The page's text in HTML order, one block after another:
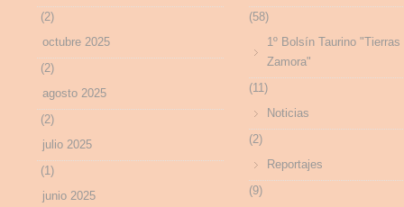
(2)
octubre 2025
(2)
agosto 2025
(2)
julio 2025
(1)
junio 2025
(58)
1º Bolsín Taurino "Tierras
Zamora"
(11)
Noticias
(2)
Reportajes
(9)